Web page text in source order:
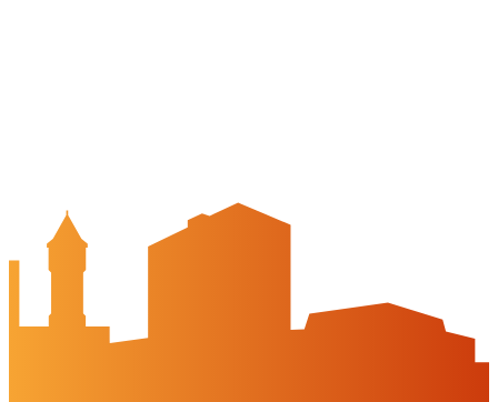
Wir über uns
Peine-erleben.de
Kontakt
31224 Peine
05171-545556